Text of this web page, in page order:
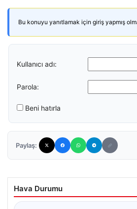
Bu konuyu yanıtlamak için giriş yapmış
Kullanıcı adı:
Parola:
Beni hatırla
Paylaş:
Hava Durumu